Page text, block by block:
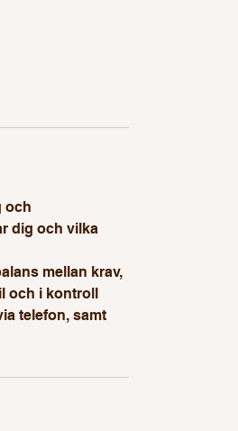
och
dig och vilka
mellan krav,
och i kontroll
telefon, samt